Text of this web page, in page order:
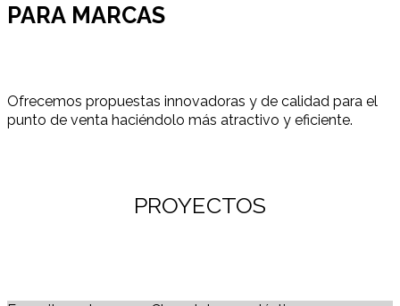
PARA MARCAS
Ofrecemos propuestas innovadoras y de calidad para el
punto de venta haciéndolo más atractivo y eficiente.
PROYECTOS